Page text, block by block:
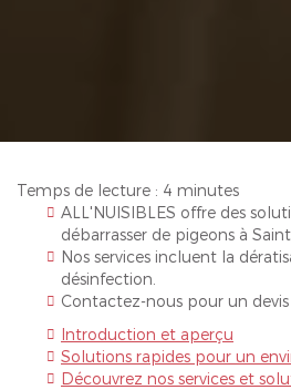
Temps de lecture : 4 minutes
ALL'NUISIBLES offre des
débarrasser de pigeons à
Nos services incluent la
désinfection.
Contactez-nous pour un
Introduction et aperçu
Solutions rapides pour un
Découvrez nos services et